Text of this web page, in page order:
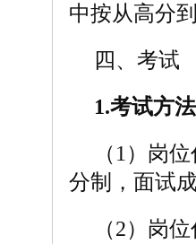
中按从高分
四、考试
1.考试方
（1）岗
分制，面试
（2）岗